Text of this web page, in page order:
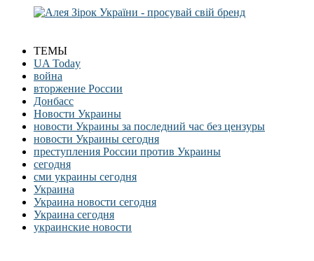
ТЕМЫ
UA Today
война
вторжение России
Донбасс
Новости Украины
новости Украины за последний час без цензуры
новости Украины сегодня
преступления России против Украины
сегодня
сми украины сегодня
Украина
Украина новости сегодня
Украина сегодня
украинские новости